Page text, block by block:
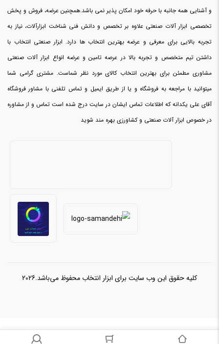
و آشنایی همه جانبه با حرفه خود امکان پذیر نمی باشد.همچنین عرضه، فروش و پخش
تخصصی ابزار آلات صنعتی علاوه بر تخصص و دانش فنی شناخت ابزارآلات، نیاز به
تجربه بالایی برای معرفی و عرضه بهترین انتخاب ها دارد. ابزار صنعتی انتخاب با
داشتن تیم متخصص و تجربه بالا در عرصه تامین و عرضه انواع ابزار آلات صنعتی
مشاوری مطمئن برای بهترین انتخاب کالای مورد نظر شماست. مشتری گرامی شما
میتوانید با مراجعه به فروشگاه و یا از طریق ایمیل و تماس تلفنی با مشاور فروشگاه
آقای علی یکدانه که اطلاعات تماس ایشان در سایت درج شده است تماس و از مشاوره
در خصوص ابزار آلات صنعتی و کشاورزی بهره مند شوید
کلیه حقوق این وب سایت برای ابزار انتخاب محفوظ می‌باشد.2026